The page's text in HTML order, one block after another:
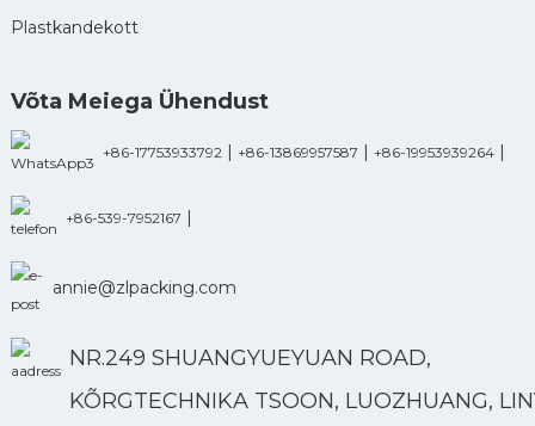
Plastkandekott
Võta Meiega Ühendust
+86-17753933792| +86-13869957587 | +86-19953939264|
+86-539-7952167 |
annie@zlpacking.com
NR.249 SHUANGYUEYUAN ROAD,
KÕRGTECHNIKA TSOON, LUOZHUANG,